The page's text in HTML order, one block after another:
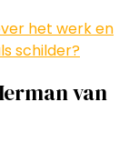
het werk en
schilder?
van